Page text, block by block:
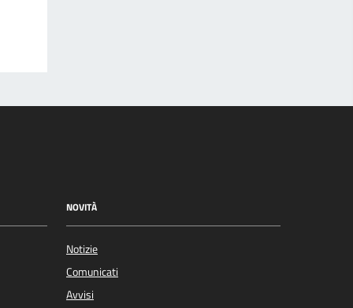
NOVITÀ
Notizie
Comunicati
Avvisi